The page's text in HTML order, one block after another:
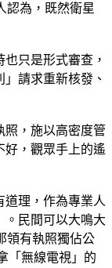
認為，既然衛星
只是形式審查，
請求重新核發、
照，施以高密度管
好，觀眾手上的遙
理，作為專業人
。民間可以大鳴大
領有執照獨佔公
「無線電視」的